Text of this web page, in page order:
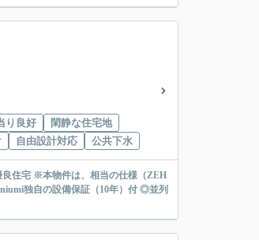
り良好
閑静な住宅地
自由設計対応 公共下水
住宅 ※本物件は、相当の仕様（ZEH
独自の設備保証（10年）付 ◎並列